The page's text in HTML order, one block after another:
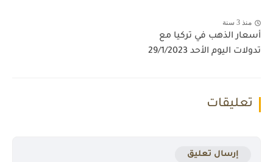
منذ 3 سنة
أسعار الذهب في تركيا مع
تدولات اليوم الأحد 29/1/2023
تعليقات
إرسال تعليق